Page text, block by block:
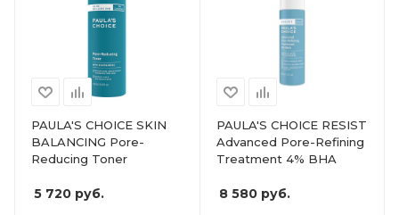
PAULA'S CHOICE SKIN
BALANCING Pore-
Reducing Toner
5 720 руб.
PAULA'S CHOICE RESIST
Advanced Pore-Refining
Treatment 4% BHA
8 580руб.